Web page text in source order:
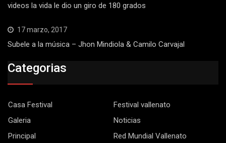
videos la vida le dio un giro de 180 grados
17 marzo, 2017
Subele a la música – Jhon Mindiola & Camilo Carvajal
Categorias
Casa Festival
Festival vallenato
Galeria
Noticias
Principal
Red Mundial Vallenato